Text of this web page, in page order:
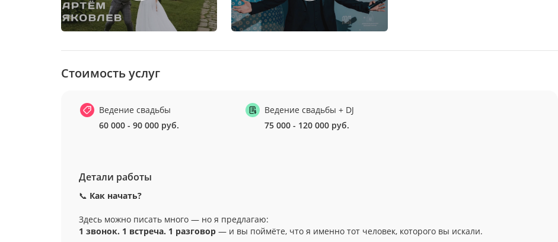
Стоимость услуг
Ведение свадьбы
60 000 - 90 000 руб.
Ведение свадьбы + DJ
75 000 - 120 000 руб.
Детали работы
📞 Как начать?
Здесь можно писать много — но я предлагаю:
1 звонок. 1 встреча. 1 разговор — и вы поймёте, что я именно тот человек, которого вы искали.